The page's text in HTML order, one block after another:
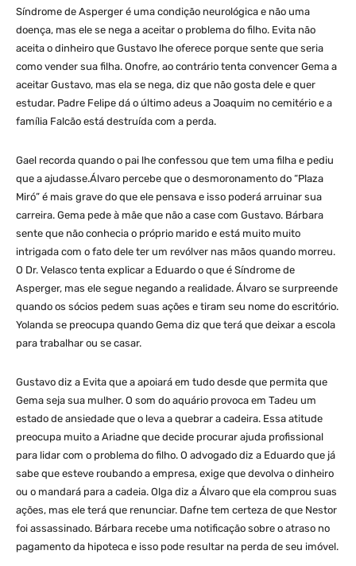
Síndrome de Asperger é uma condição neurológica e não uma
doença, mas ele se nega a aceitar o problema do filho. Evita não
aceita o dinheiro que Gustavo lhe oferece porque sente que seria
como vender sua filha. Onofre, ao contrário tenta convencer Gema a
aceitar Gustavo, mas ela se nega, diz que não gosta dele e quer
estudar. Padre Felipe dá o último adeus a Joaquim no cemitério e a
família Falcão está destruída com a perda.
Gael recorda quando o pai lhe confessou que tem uma filha e pediu
que a ajudasse.Álvaro percebe que o desmoronamento do “Plaza
Miró” é mais grave do que ele pensava e isso poderá arruinar sua
carreira. Gema pede à mãe que não a case com Gustavo. Bárbara
sente que não conhecia o próprio marido e está muito muito
intrigada com o fato dele ter um revólver nas mãos quando morreu.
O Dr. Velasco tenta explicar a Eduardo o que é Síndrome de
Asperger, mas ele segue negando a realidade. Álvaro se surpreende
quando os sócios pedem suas ações e tiram seu nome do escritório.
Yolanda se preocupa quando Gema diz que terá que deixar a escola
para trabalhar ou se casar.
Gustavo diz a Evita que a apoiará em tudo desde que permita que
Gema seja sua mulher. O som do aquário provoca em Tadeu um
estado de ansiedade que o leva a quebrar a cadeira. Essa atitude
preocupa muito a Ariadne que decide procurar ajuda profissional
para lidar com o problema do filho. O advogado diz a Eduardo que já
sabe que esteve roubando a empresa, exige que devolva o dinheiro
ou o mandará para a cadeia. Olga diz a Álvaro que ela comprou suas
ações, mas ele terá que renunciar. Dafne tem certeza de que Nestor
foi assassinado. Bárbara recebe uma notificação sobre o atraso no
pagamento da hipoteca e isso pode resultar na perda de seu imóvel.